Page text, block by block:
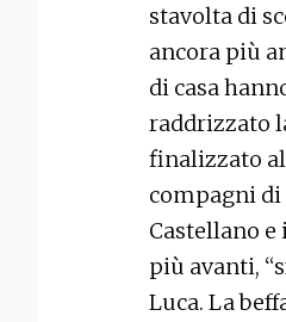
stavolta di
ancora più
di casa
raddrizzato
finalizzato
compagni di
Castellano
più avanti,
Luca. La